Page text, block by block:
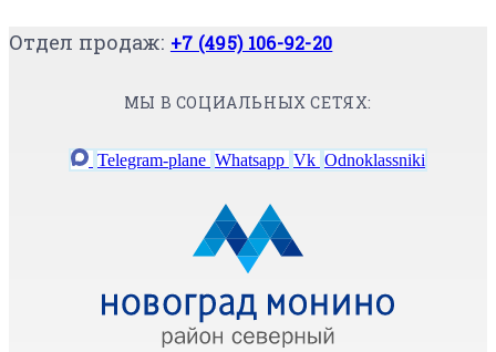
Отдел продаж: +7 (495) 106-92-20
МЫ В СОЦИАЛЬНЫХ СЕТЯХ:
Telegram-plane Whatsapp Vk Odnoklassniki